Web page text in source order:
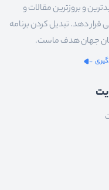
و بروزترین مقالات و
قرار دهد. تبدیل کردن برنامه
جهان هدف ماست.